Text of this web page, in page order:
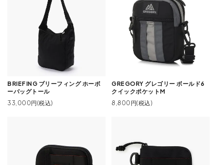
BRIEFING ブリーフィング ホーボ
ーバッグトール
33,000円(税込)
GREGORY グレゴリー ボールド6
クイックポケットM
8,800円(税込)